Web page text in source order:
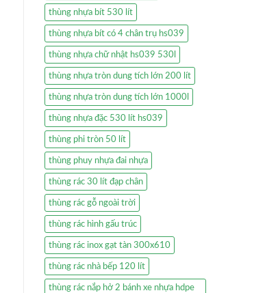
thùng nhựa bít 530 lít
thùng nhựa bít có 4 chân trụ hs039
thùng nhựa chữ nhật hs039 530l
thùng nhựa tròn dung tích lớn 200 lít
thùng nhựa tròn dung tích lớn 1000l
thùng nhựa đặc 530 lít hs039
thùng phi tròn 50 lít
thùng phuy nhựa đai nhựa
thùng rác 30 lít đạp chân
thùng rác gỗ ngoài trời
thùng rác hình gấu trúc
thùng rác inox gạt tàn 300x610
thùng rác nhà bếp 120 lít
thùng rác nắp hở 2 bánh xe nhựa hdpe